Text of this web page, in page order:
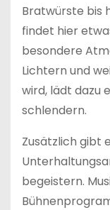
Bratwürste bis
findet hier
besondere
Lichtern und
wird, lädt dazu
schlendern.
Zusätzlich gibt
begeistern.